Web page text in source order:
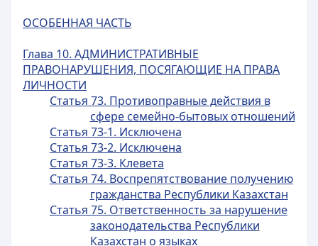
ОСОБЕННАЯ ЧАСТЬ
Глава 10. АДМИНИСТРАТИВНЫЕ
ПРАВОНАРУШЕНИЯ, ПОСЯГАЮЩИЕ НА ПРАВА
ЛИЧНОСТИ
Статья 73. Противоправные действия в
сфере семейно-бытовых отношений
Статья 73-1. Исключена
Статья 73-2. Исключена
Статья 73-3. Клевета
Статья 74. Воспрепятствование получению
гражданства Республики Казахстан
Статья 75. Ответственность за нарушение
законодательства Республики
Казахстан о языках